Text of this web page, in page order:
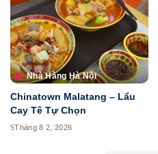
Nhà Hàng Hà Nội
Chinatown Malatang – Lẩu
Cay Tê Tự Chọn
Tháng 8 2, 2026